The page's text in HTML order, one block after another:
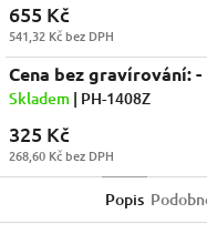
655 Kč
541,32 Kč bez DPH
Cena bez gravírování: -
Skladem | PH-1408Z
325 Kč
268,60 Kč bez DPH
Popis